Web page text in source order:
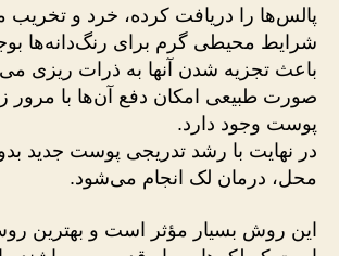
پالس‌ها را دریافت کرده، خرد و تخریب
شرایط محیطی گرم برای رنگ‌دانه‌ها
باعث تجزیه شدن آنها به ذرات ریزی
صورت طبیعی امکان دفع آن‌ها با مرور
پوست وجود دارد.
در نهایت با رشد تدریجی پوست جدید
محل، درمان لک انجام می‌شود.
این روش بسیار مؤثر است و بهترین